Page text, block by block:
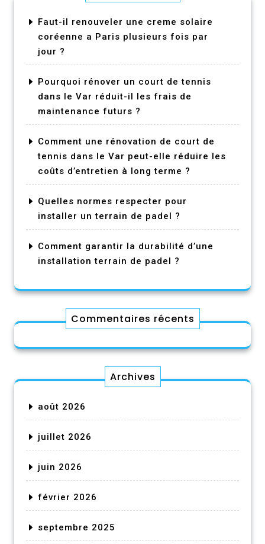
Faut-il renouveler une creme solaire
coréenne a Paris plusieurs fois par
jour ?
Pourquoi rénover un court de tennis
dans le Var réduit-il les frais de
maintenance futurs ?
Comment une rénovation de court de
tennis dans le Var peut-elle réduire les
coûts d’entretien à long terme ?
Quelles normes respecter pour
installer un terrain de padel ?
Comment garantir la durabilité d’une
installation terrain de padel ?
Commentaires récents
Archives
août 2026
juillet 2026
juin 2026
février 2026
septembre 2025